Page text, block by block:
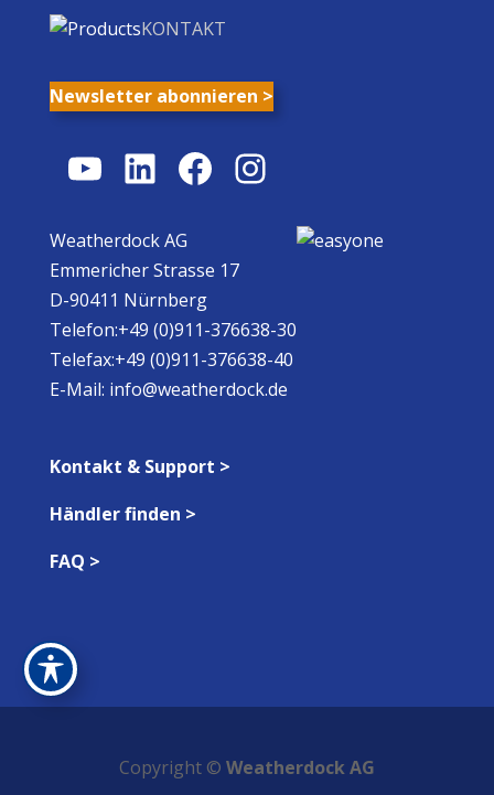
KONTAKT
Newsletter abonnieren >
YouTube
LinkedIn
Facebook
Instagram
Weatherdock AG
Emmericher Strasse 17
D-90411 Nürnberg
Telefon:+49 (0)911-376638-30
Telefax:+49 (0)911-376638-40
E-Mail: info@weatherdock.de
Kontakt & Support >
Händler finden >
FAQ >
Copyright © Weatherdock AG